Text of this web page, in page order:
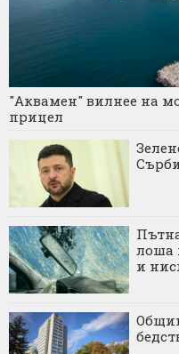
"Аквамен" вилнее на
прицел
лоша
и